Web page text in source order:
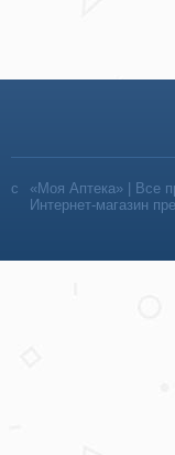
«Моя Аптека» | Все
Интернет-магазин